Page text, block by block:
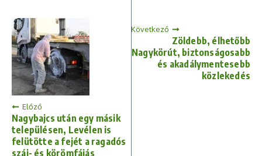
Előző
Nagybajcs után egy másik
településen, Levélen is
felütötte a fejét a ragadós
száj- és körömfájás
Következő
Zöldebb, élhetőbb
Nagykörút, biztonságosabb
és akadálymentesebb
közlekedés